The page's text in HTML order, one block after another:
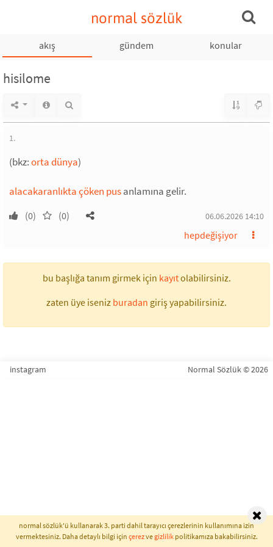
normal sözlük
akış gündem konular
hisilome
1.
(bkz:orta dünya)
alacakaranlıkta çöken pusanlamına gelir.
(0) (0) 06.06.2026 14:10
hepdeğişiyor
bu başlığa tanım girmek için kayıtolabilirsiniz.
zaten üye iseniz buradan giriş yapabilirsiniz.
instagram Normal Sözlük © 2026
normal sözlük'ü kullanarak 3. parti dahil tarayıcı çerezlerinin kullanımına izin
vermektesiniz. Daha detaylı bilgi için çerezvegizlilikpolitikamıza bakabilirsiniz.